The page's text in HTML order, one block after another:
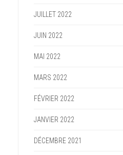
JUILLET 2022
JUIN 2022
MAI 2022
MARS 2022
FÉVRIER 2022
JANVIER 2022
DÉCEMBRE 2021